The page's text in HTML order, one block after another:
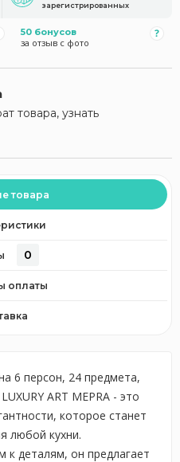
зарегистрированных
50 бонусов
за отзыв с фото
товара, узнать
товара
0
оплаты
6 персон, 24 предмета,
ART MEPRA - это
которое станет
любой кухни.
к деталям, он предлагает